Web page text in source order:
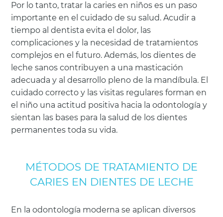
Por lo tanto, tratar la caries en niños es un paso
importante en el cuidado de su salud. Acudir a
tiempo al dentista evita el dolor, las
complicaciones y la necesidad de tratamientos
complejos en el futuro. Además, los dientes de
leche sanos contribuyen a una masticación
adecuada y al desarrollo pleno de la mandíbula. El
cuidado correcto y las visitas regulares forman en
el niño una actitud positiva hacia la odontología y
sientan las bases para la salud de los dientes
permanentes toda su vida.
MÉTODOS DE TRATAMIENTO DE
CARIES EN DIENTES DE LECHE
En la odontología moderna se aplican diversos